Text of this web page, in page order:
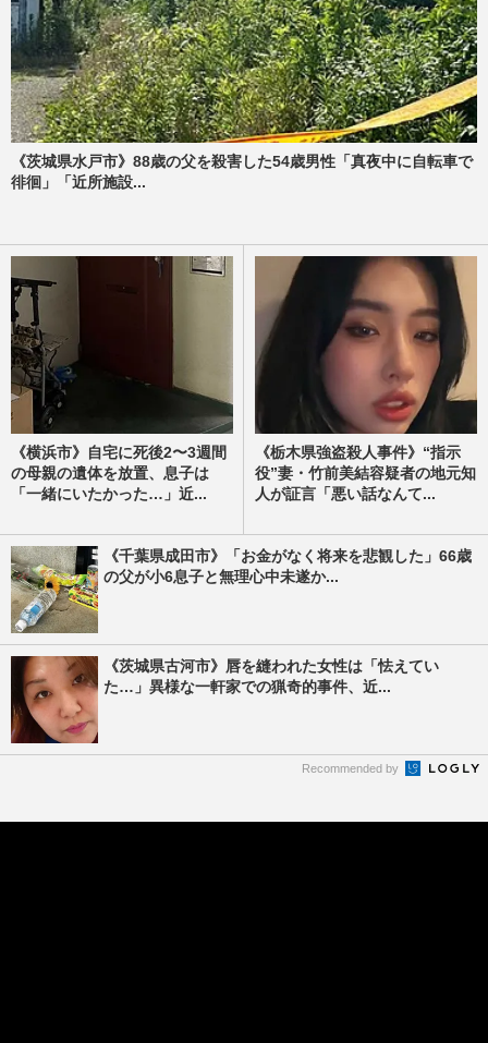
《茨城県水戸市》88歳の父を殺害した54歳男性「真夜中に自転車で
徘徊」「近所施設...
《横浜市》自宅に死後2〜3週間
の母親の遺体を放置、息子は
「一緒にいたかった…」近...
《栃木県強盗殺人事件》“指示
役”妻・竹前美結容疑者の地元知
人が証言「悪い話なんて...
《千葉県成田市》「お金がなく将来を悲観した」66歳
の父が小6息子と無理心中未遂か...
《茨城県古河市》唇を縫われた女性は「怯えてい
た…」異様な一軒家での猟奇的事件、近...
Recommended by